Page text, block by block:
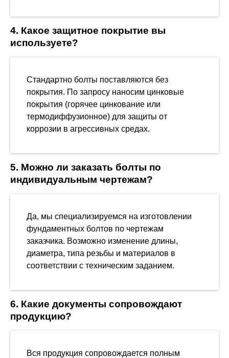
4. Какое защитное покрытие вы
используете?
Стандартно болты поставляются без
покрытия. По запросу наносим цинковые
покрытия (горячее цинкование или
термодиффузионное) для защиты от
коррозии в агрессивных средах.
5. Можно ли заказать болты по
индивидуальным чертежам?
Да, мы специализируемся на изготовлении
фундаментных болтов по чертежам
заказчика. Возможно изменение длины,
диаметра, типа резьбы и материалов в
соответствии с техническим заданием.
6. Какие документы сопровождают
продукцию?
Вся продукция сопровождается полным